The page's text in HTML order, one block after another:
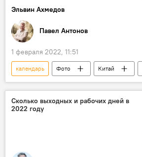
Эльвин Ахмедов
Павел Антонов
1 февраля 2022, 11:51
календарь Фото Китай
Встреча
Новый год 2022
Сколько выходных и рабочих дней в
2022 году